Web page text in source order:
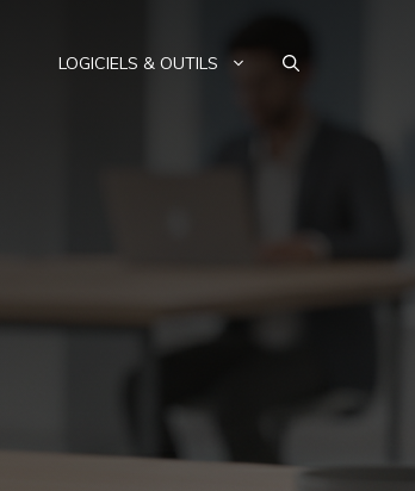
LOGICIELS & OUTILS